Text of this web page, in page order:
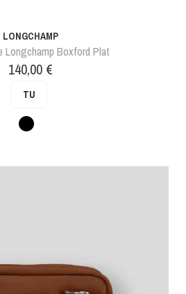
LONGCHAMP
Longchamp Boxford Plat
Prix
140,00 €
TU
Noir